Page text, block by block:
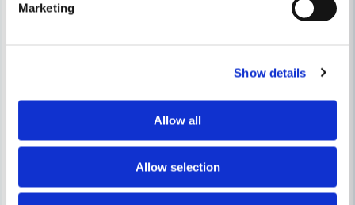
Marketing
Show details
Allow all
Allow selection
3 103 kr 2 952 kr
2 768 kr
3-7 arbetsdagar